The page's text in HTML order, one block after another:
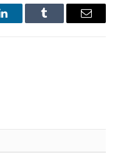
LinkedInTumblr Имэйл